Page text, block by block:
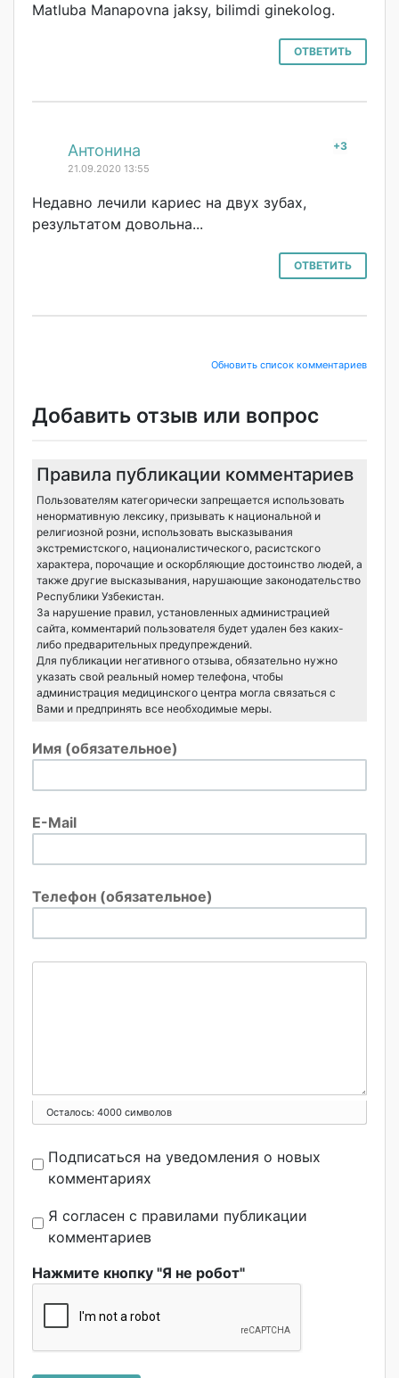
Matluba Manapovna jaksy, bilimdi ginekolog.
ОТВЕТИТЬ
+3
Антонина
21.09.2020 13:55
Недавно лечили кариес на двух зубах,
результатом довольна...
ОТВЕТИТЬ
Обновить список комментариев
Добавить отзыв или вопрос
Правила публикации комментариев
Пользователям категорически запрещается использовать
ненормативную лексику, призывать к национальной и
религиозной розни, использовать высказывания
экстремистского, националистического, расистского
характера, порочащие и оскорбляющие достоинство людей, а
также другие высказывания, нарушающие законодательство
Республики Узбекистан.
За нарушение правил, установленных администрацией
сайта, комментарий пользователя будет удален без каких-
либо предварительных предупреждений.
Для публикации негативного отзыва, обязательно нужно
указать свой реальный номер телефона, чтобы
администрация медицинского центра могла связаться с
Вами и предпринять все необходимые меры.
Имя (обязательное)
E-Mail
Телефон (обязательное)
Осталось: 4000 символов
Подписаться на уведомления о новых
комментариях
Я согласен с правилами публикации
комментариев
Нажмите кнопку "Я не робот"